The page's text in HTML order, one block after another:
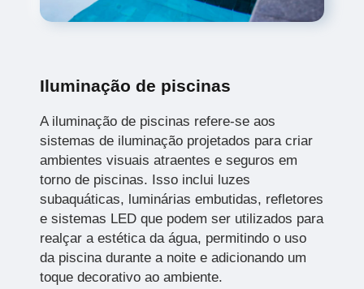
Iluminação de piscinas
A iluminação de piscinas refere-se aos
sistemas de iluminação projetados para criar
ambientes visuais atraentes e seguros em
torno de piscinas. Isso inclui luzes
subaquáticas, luminárias embutidas, refletores
e sistemas LED que podem ser utilizados para
realçar a estética da água, permitindo o uso
da piscina durante a noite e adicionando um
toque decorativo ao ambiente.